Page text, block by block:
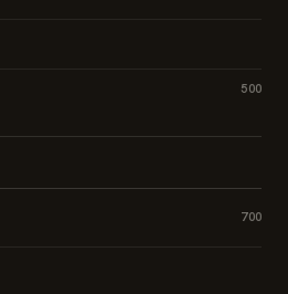
500
700